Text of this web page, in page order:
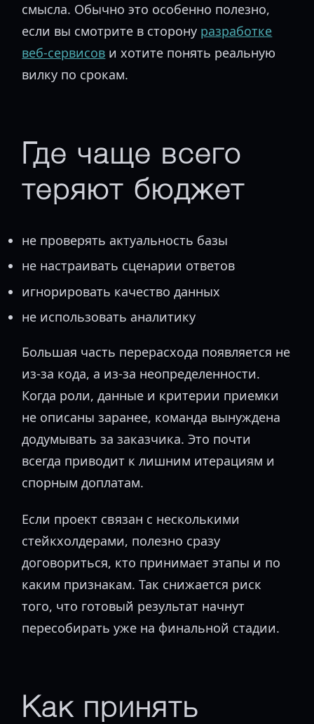
смысла. Обычно это особенно полезно,
если вы смотрите в сторону разработке
веб-сервисов и хотите понять реальную
вилку по срокам.
Где чаще всего
теряют бюджет
не проверять актуальность базы
не настраивать сценарии ответов
игнорировать качество данных
не использовать аналитику
Большая часть перерасхода появляется не
из-за кода, а из-за неопределенности.
Когда роли, данные и критерии приемки
не описаны заранее, команда вынуждена
додумывать за заказчика. Это почти
всегда приводит к лишним итерациям и
спорным доплатам.
Если проект связан с несколькими
стейкхолдерами, полезно сразу
договориться, кто принимает этапы и по
каким признакам. Так снижается риск
того, что готовый результат начнут
пересобирать уже на финальной стадии.
Как принять